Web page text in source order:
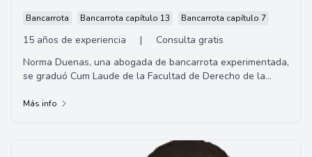
Bancarrota Bancarrota capítulo 13 Bancarrota capítulo 7
15 años de experiencia |
Consulta gratis
Norma Duenas, una abogada de bancarrota experimentada,
se graduó Cum Laude de la Facultad de Derecho de la
Más info